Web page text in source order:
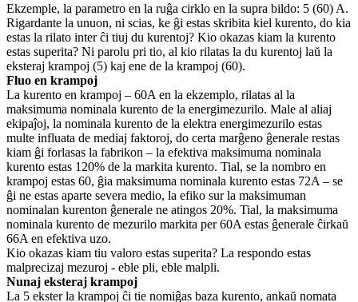
Ekzemple, la parametro en la ruĝa cirklo en la supra bildo: 5 (60) A.
Rigardante la unuon, ni scias, ke ĝi estas skribita kiel kurento, do kia
estas la rilato inter ĉi tiuj du kurentoj? Kio okazas kiam la kurento
estas superita? Ni parolu pri tio, al kio rilatas la du kurentoj laŭ la
eksteraj krampoj (5) kaj ene de la krampoj (60).
Fluo en krampoj
La kurento en krampoj – 60A en la ekzemplo, rilatas al la
maksimuma nominala kurento de la energimezurilo. Male al aliaj
ekipaĵoj, la nominala kurento de la elektra energimezurilo estas
multe influata de mediaj faktoroj, do certa marĝeno ĝenerale restas
kiam ĝi forlasas la fabrikon – la efektiva maksimuma nominala
kurento estas 120% de la markita kurento. Tial, se la nombro en
krampoj estas 60, ĝia maksimuma nominala kurento estas 72A – se
ĝi ne estas aparte severa medio, la efiko sur la maksimuman
nominalan kurenton ĝenerale ne atingos 20%. Tial, la maksimuma
nominala kurento de mezurilo markita per 60A estas ĝenerale ĉirkaŭ
66A en efektiva uzo.
Kio okazas kiam tiu valoro estas superita? La respondo estas
malprecizaj mezuroj - eble pli, eble malpli.
Nunaj eksteraj krampoj
La 5 ekster la krampoj ĉi tie nomiĝas baza kurento, ankaŭ nomata